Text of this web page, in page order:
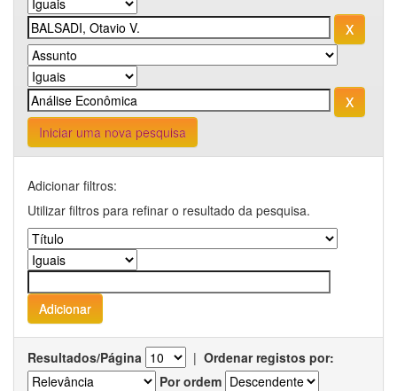
Iniciar uma nova pesquisa
Adicionar filtros:
Utilizar filtros para refinar o resultado da pesquisa.
Resultados/Página | Ordenar registos por:
Por ordem